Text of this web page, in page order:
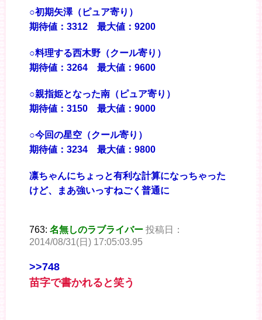
○初期矢澤（ピュア寄り）
期待値：3312 最大値：9200
○料理する西木野（クール寄り）
期待値：3264 最大値：9600
○親指姫となった南（ピュア寄り）
期待値：3150 最大値：9000
○今回の星空（クール寄り）
期待値：3234 最大値：9800
凛ちゃんにちょっと有利な計算になっちゃった
けど、まあ強いっすねごく普通に
763: 名無しのラブライバー 投稿日：
2014/08/31(日) 17:05:03.95
>>748
苗字で書かれると笑う